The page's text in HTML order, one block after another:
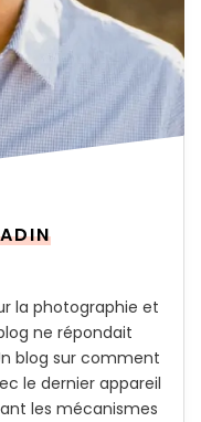
la photographie et
ne répondait
blog sur comment
le dernier appareil
les mécanismes